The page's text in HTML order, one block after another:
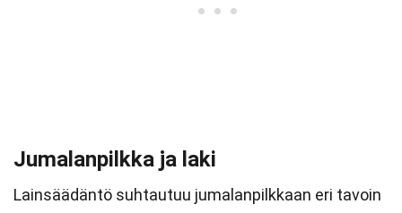
Jumalanpilkka ja laki
Lainsäädäntö suhtautuu jumalanpilkkaan eri tavoin